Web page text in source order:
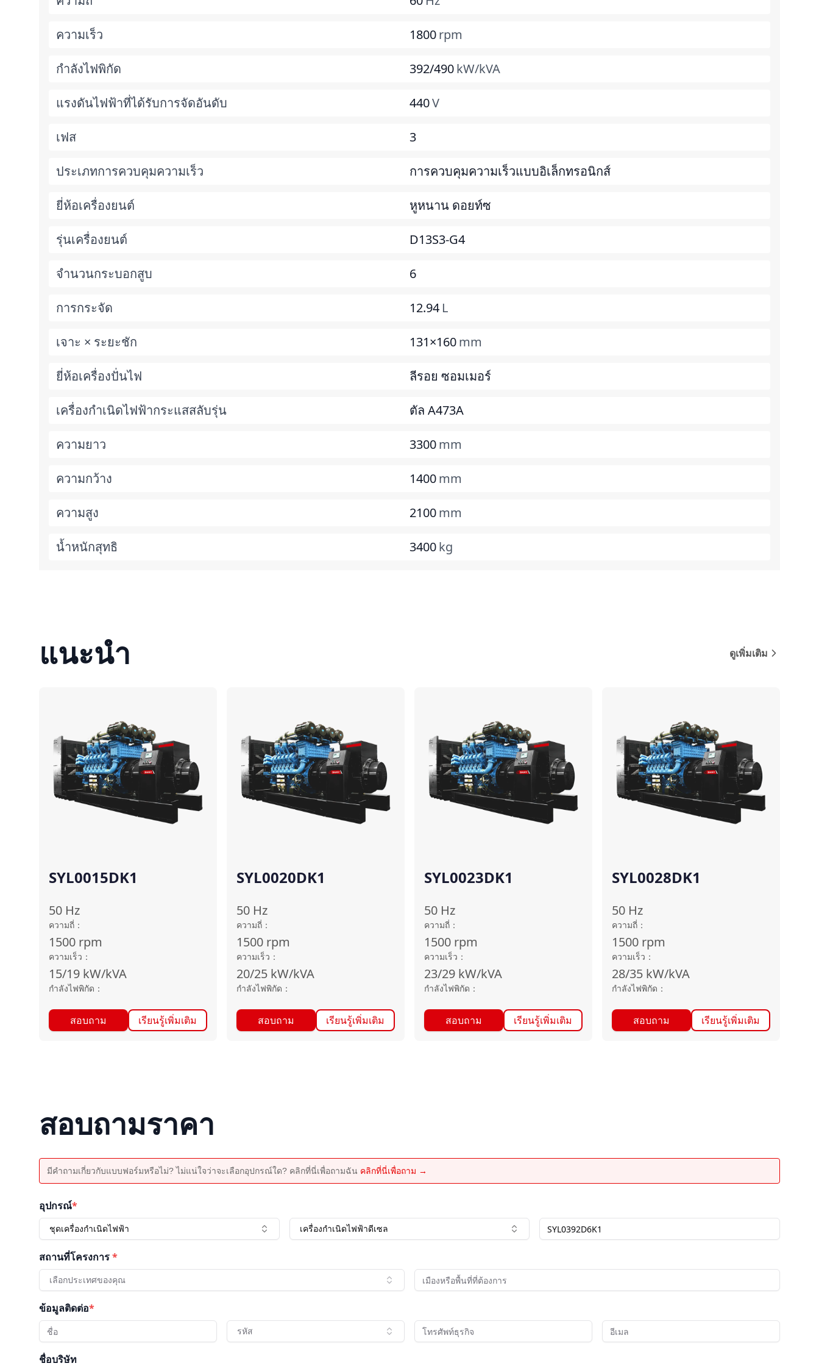
ความเร็ว 1800rpm
กำลังไฟพิกัด 392/490kW/kVA
แรงดันไฟฟ้าที่ได้รับการจัดอันดับ 440V
เฟส 3
ประเภทการควบคุมความเร็ว การควบคุมความเร็วแบบอิเล็กทรอนิกส์
ยี่ห้อเครื่องยนต์ หูหนาน ดอยท์ซ
รุ่นเครื่องยนต์ D13S3-G4
จำนวนกระบอกสูบ 6
การกระจัด 12.94 L
เจาะ × ระยะชัก 131×160mm
ยี่ห้อเครื่องปั่นไฟ ลีรอย ซอมเมอร์
เครื่องกำเนิดไฟฟ้ากระแสสลับรุ่น ตัล A473A
ความยาว 3300mm
ความกว้าง 1400mm
ความสูง 2100mm
น้ำหนักสุทธิ 3400kg
แนะนำ ดูเพิ่มเติม
SYL0015DK1
50 Hz
ความถี่ ：
1500 rpm
ความเร็ว ：
15/19 kW/kVA
กำลังไฟพิกัด ：
สอบถาม เรียนรู้เพิ่มเติม
SYL0020DK1
50 Hz
ความถี่ ：
1500 rpm
ความเร็ว ：
20/25 kW/kVA
กำลังไฟพิกัด ：
สอบถาม เรียนรู้เพิ่มเติม
SYL0023DK1
50 Hz
ความถี่ ：
1500 rpm
ความเร็ว ：
23/29 kW/kVA
กำลังไฟพิกัด ：
สอบถาม เรียนรู้เพิ่มเติม
SYL0028DK1
50 Hz
ความถี่ ：
1500 rpm
ความเร็ว ：
28/35 kW/kVA
กำลังไฟพิกัด ：
สอบถาม เรียนรู้เพิ่มเติม
สอบถามราคา
มีคำถามเกี่ยวกับแบบฟอร์มหรือไม่? ไม่แน่ใจว่าจะเลือกอุปกรณ์ใด? คลิกที่นี่เพื่อถามฉัน คลิกที่นี่เพื่อถาม →
อุปกรณ์*
ชุดเครื่องกำเนิดไฟฟ้า เครื่องกำเนิดไฟฟ้าดีเซล
สถานที่โครงการ*
เลือกประเทศของคุณ
ข้อมูลติดต่อ*
รหัส
ชื่อบริษัท